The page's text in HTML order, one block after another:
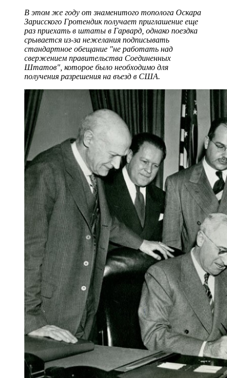
В этом же году от знаменитого тополога Оскара
Зарисского Гротендик получает приглашение еще
раз приехать в штаты в Гарвард, однако поездка
срывается из-за нежелания подписывать
стандартное обещание "не работать над
свержением правительства Соединенных
Штатов", которое было необходимо для
получения разрешения на въезд в США.